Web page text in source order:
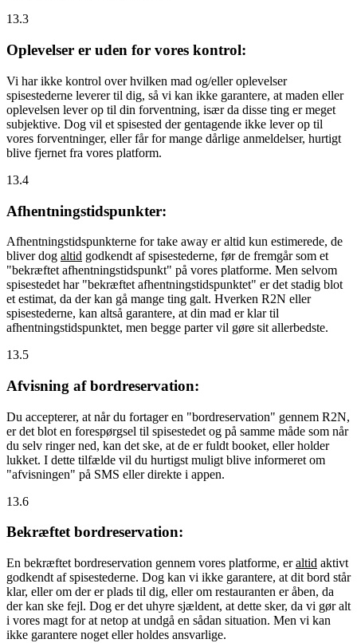
13.3
Oplevelser er uden for vores kontrol:
Vi har ikke kontrol over hvilken mad og/eller oplevelser
spisestederne leverer til dig, så vi kan ikke garantere, at maden eller
oplevelsen lever op til din forventning, især da disse ting er meget
subjektive. Dog vil et spisested der gentagende ikke lever op til
vores forventninger, eller får for mange dårlige anmeldelser, hurtigt
blive fjernet fra vores platform.
13.4
Afhentningstidspunkter:
Afhentningstidspunkterne for take away er altid kun estimerede, de
bliver dog altid godkendt af spisestederne, før de fremgår som et
"bekræftet afhentningstidspunkt" på vores platforme. Men selvom
spisestedet har "bekræftet afhentningstidspunktet" er det stadig blot
et estimat, da der kan gå mange ting galt. Hverken R2N eller
spisestederne, kan altså garantere, at din mad er klar til
afhentningstidspunktet, men begge parter vil gøre sit allerbedste.
13.5
Afvisning af bordreservation:
Du accepterer, at når du fortager en "bordreservation" gennem R2N,
er det blot en forespørgsel til spisestedet og på samme måde som når
du selv ringer ned, kan det ske, at de er fuldt booket, eller holder
lukket. I dette tilfælde vil du hurtigst muligt blive informeret om
"afvisningen" på SMS eller direkte i appen.
13.6
Bekræftet bordreservation:
En bekræftet bordreservation gennem vores platforme, eraltid aktivt
godkendt af spisestederne. Dog kan vi ikke garantere, at dit bord står
klar, eller om der er plads til dig, eller om restauranten er åben, da
der kan ske fejl. Dog er det uhyre sjældent, at dette sker, da vi gør alt
i vores magt for at netop at undgå en sådan situation. Men vi kan
ikke garantere noget eller holdes ansvarlige.